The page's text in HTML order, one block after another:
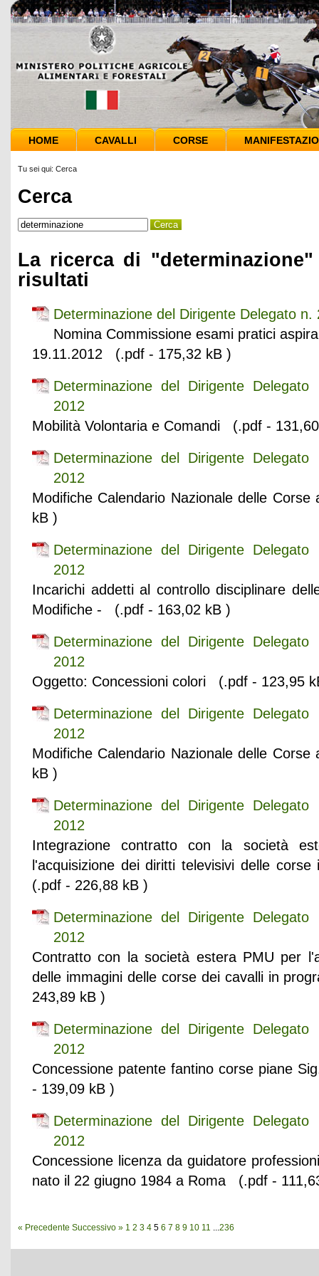
HOME CAVALLI CORSE
Tu sei qui: Cerca
Cerca
La ricerca di
risultati
Determinazione del Dirigente Delegato
Nomina Commissione esami pratici
19.11.2012 (.pdf - 175,32 kB )
Determinazione del Dirigente
2012
Mobilità Volontaria e Comandi (.pdf -
Determinazione del Dirigente
2012
Modifiche Calendario Nazionale delle
kB )
Determinazione del Dirigente
2012
Incarichi addetti al controllo disciplinare
Modifiche - (.pdf - 163,02 kB )
Determinazione del Dirigente
2012
Oggetto: Concessioni colori (.pdf - 123,95
Determinazione del Dirigente
2012
Modifiche Calendario Nazionale delle
kB )
Determinazione del Dirigente
2012
Integrazione contratto con la società
l'acquisizione dei diritti televisivi delle
(.pdf - 226,88 kB )
Determinazione del Dirigente
2012
Contratto con la società estera PMU per
delle immagini delle corse dei cavalli in
243,89 kB )
Determinazione del Dirigente
2012
Concessione patente fantino corse piane
- 139,09 kB )
Determinazione del Dirigente
2012
Concessione licenza da guidatore
nato il 22 giugno 1984 a Roma (.pdf -
« Precedente Successivo » 1 2 3 4 5 6 7 8 9 10 11 ...236